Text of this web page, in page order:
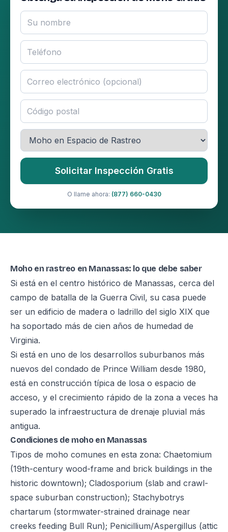
Solicitar Inspección Gratis
O llame ahora: (877) 660-0430
Moho en rastreo en Manassas: lo que debe saber
Si está en el centro histórico de Manassas, cerca del
campo de batalla de la Guerra Civil, su casa puede
ser un edificio de madera o ladrillo del siglo XIX que
ha soportado más de cien años de humedad de
Virginia.
Si está en uno de los desarrollos suburbanos más
nuevos del condado de Prince William desde 1980,
está en construcción típica de losa o espacio de
acceso, y el crecimiento rápido de la zona a veces ha
superado la infraestructura de drenaje pluvial más
antigua.
Condiciones de moho en Manassas
Tipos de moho comunes en esta zona: Chaetomium
(19th-century wood-frame and brick buildings in the
historic downtown); Cladosporium (slab and crawl-
space suburban construction); Stachybotrys
chartarum (stormwater-strained drainage near
creeks feeding Bull Run); Penicillium/Aspergillus (attic